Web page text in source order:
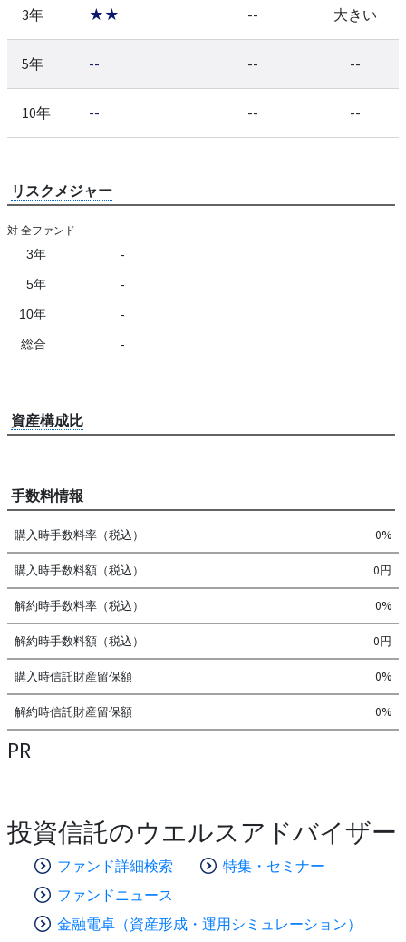
3年 ★★ -- 大きい
5年 -- -- --
10年 -- -- --
リスクメジャー
対 全ファンド
3年 -
5年 -
10年 -
総合 -
資産構成比
手数料情報
購入時手数料率（税込） 0%
購入時手数料額（税込） 0円
解約時手数料率（税込） 0%
解約時手数料額（税込） 0円
購入時信託財産留保額 0%
解約時信託財産留保額 0%
PR
投資信託のウエルスアドバイザー
ファンド詳細検索
特集・セミナー
ファンドニュース
金融電卓（資産形成・運用シミュレーション）